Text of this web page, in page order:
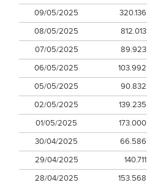
09/05/2025
320.136
08/05/2025
812.013
07/05/2025
89.923
06/05/2025
103.992
05/05/2025
90.832
02/05/2025
139.235
01/05/2025
173.000
30/04/2025
66.586
29/04/2025
140.711
28/04/2025
153.568